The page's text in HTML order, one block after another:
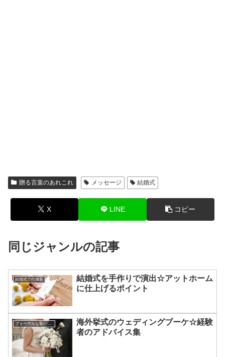
贈る言葉のあれこれ メッセージ 結婚式
X LINE コピー
同じジャンルの記事
結婚式での服装
結婚式を手作りで演出☆アットホーム
に仕上げるポイント
フォーマルな装いのアドバイス
海外挙式のウェディングブーケ☆経験
者のアドバイス集